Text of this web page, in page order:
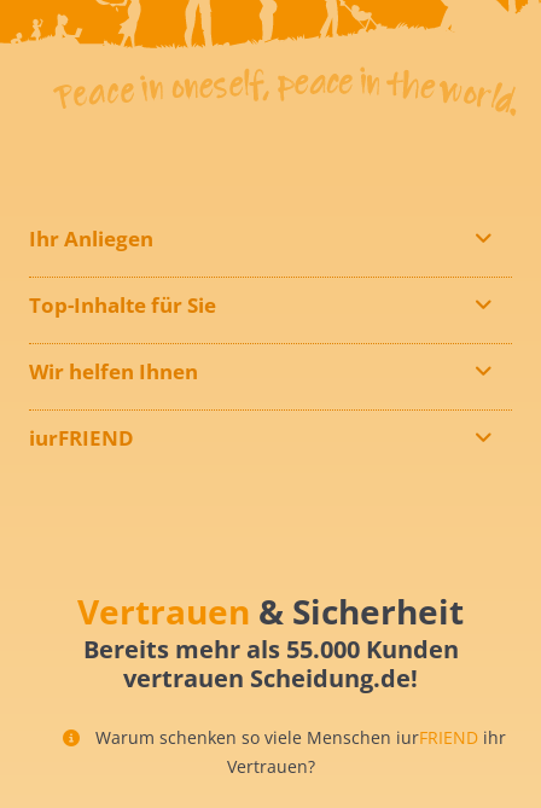
Ihr Anliegen
Top-Inhalte für Sie
Wir helfen Ihnen
iurFRIEND
Vertrauen & Sicherheit
Bereits mehr als 55.000 Kunden
vertrauen Scheidung.de!
Warum schenken so viele Menschen iurFRIEND ihr
Vertrauen?